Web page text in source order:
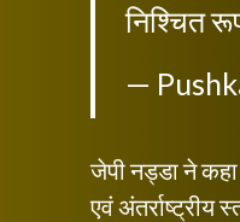
निश्चित
—
जेपी नड्डा ने कहा
एवं